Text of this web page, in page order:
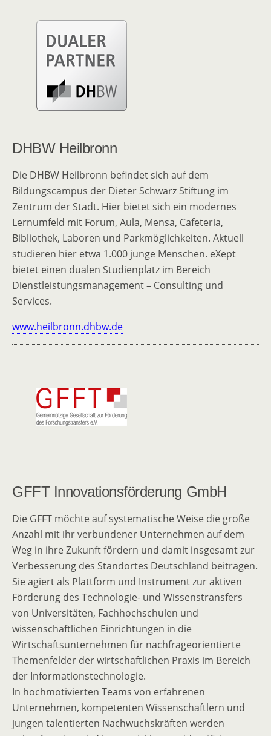
DHBW Heilbronn
Die DHBW Heilbronn befindet sich auf dem
Bildungscampus der Dieter Schwarz Stiftung im
Zentrum der Stadt. Hier bietet sich ein modernes
Lernumfeld mit Forum, Aula, Mensa, Cafeteria,
Bibliothek, Laboren und Parkmöglichkeiten. Aktuell
studieren hier etwa 1.000 junge Menschen. eXept
bietet einen dualen Studienplatz im Bereich
Dienstleistungsmanagement – Consulting und
Services.
www.heilbronn.dhbw.de
GFFT Innovationsförderung GmbH
Die GFFT möchte auf systematische Weise die große
Anzahl mit ihr verbundener Unternehmen auf dem
Weg in ihre Zukunft fördern und damit insgesamt zur
Verbesserung des Standortes Deutschland beitragen.
Sie agiert als Plattform und Instrument zur aktiven
Förderung des Technologie- und Wissenstransfers
von Universitäten, Fachhochschulen und
wissenschaftlichen Einrichtungen in die
Wirtschaftsunternehmen für nachfrageorientierte
Themenfelder der wirtschaftlichen Praxis im Bereich
der Informationstechnologie.
In hochmotivierten Teams von erfahrenen
Unternehmen, kompetenten Wissenschaftlern und
jungen talentierten Nachwuchskräften werden